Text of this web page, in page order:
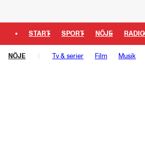
START SPORT NÖJE RADIO
TV KULTUR LEDARE
NÖJE Tv & serier Film Musik